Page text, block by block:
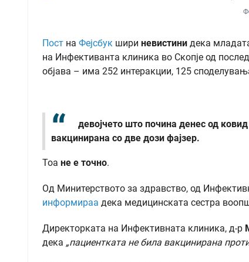
Пост на Фејсбук шири невистини дека
на Инфективанта клиника во Скопје од
објава – има 252 интеракции, 125
девојчето што почина денес од
вакцинирана со две дози фајзер.
Тоа не е точно.
Од Минитерството за здравство, од
информираа дека медицинската сестра
Директорката на Инфективната клиника, д-р
дека „пациентката не била вакцинирана